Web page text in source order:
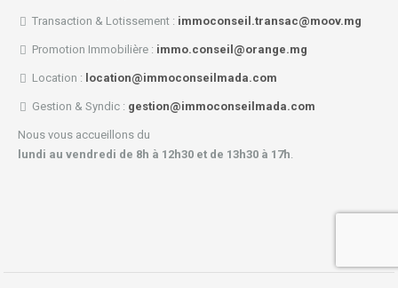
Transaction & Lotissement : immoconseil.transac@moov.mg
Promotion Immobilière : immo.conseil@orange.mg
Location : location@immoconseilmada.com
Gestion & Syndic : gestion@immoconseilmada.com
Nous vous accueillons du
lundi au vendredi de 8h à 12h30 et de 13h30 à 17h